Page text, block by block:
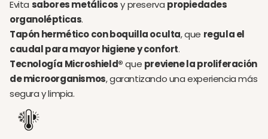
Evita sabores metálicosy preserva propiedades
organolépticas.
Tapón hermético con boquilla oculta, que regula el
caudal para mayor higiene y confort.
Tecnología Microshield®que previene la proliferación
de microorganismos, garantizando una experiencia más
segura y limpia.